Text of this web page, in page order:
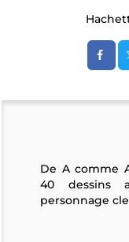
De A comme
40 dessins
personnage